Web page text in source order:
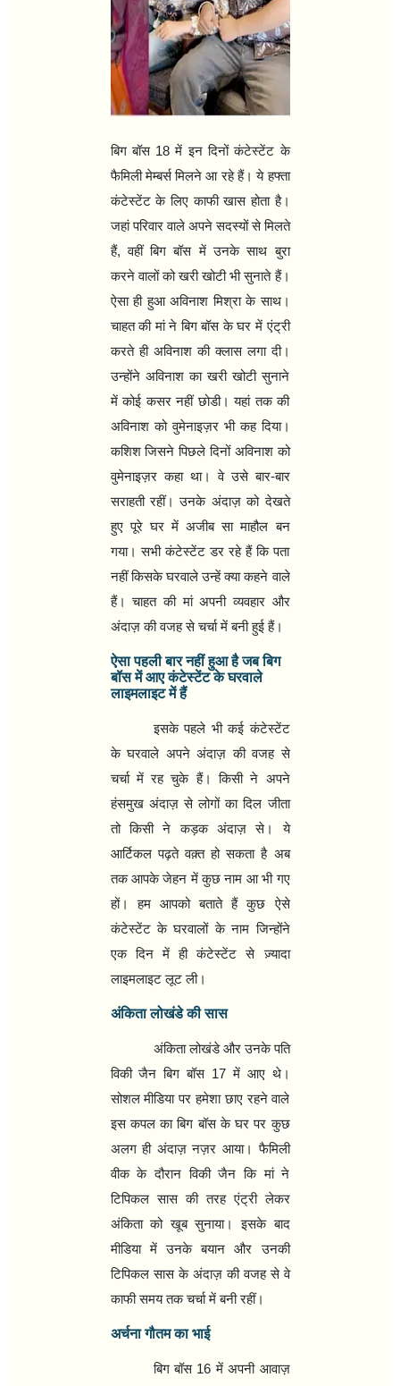
बिग बॉस 18 में इन दिनों कंटेस्‍टेंट के
फैमिली मेम्‍बर्स मिलने आ रहे हैं। ये हफ्ता
कंटेस्‍टेंट के लिए काफी खास होता है।
जहां परिवार वाले अपने सदस्‍यों से मिलते
हैं,वहीं बिग बॉस में उनके साथ बुरा
करने वालों को खरी खोटी भी सुनाते हैं।
ऐसा ही हुआ अविनाश मिश्रा के साथ।
चाहत की मां ने बिग बॉस के घर में एंट्री
करते ही अविनाश की क्‍लास लगा दी।
उन्‍होंने अविनाश का खरी खोटी सुनाने
में कोई कसर नहीं छोडी। यहां तक की
अविनाश को वुमेनाइज़र भी कह दिया।
कशिश जिसने पिछले दिनों अविनाश को
वुमेनाइज़र कहा था। वे उसे बार-बार
सराहती रहीं। उनके अंदाज़ को देखते
हुए पूरे घर में अजीब सा माहौल बन
गया। सभी कंटेस्‍टेंट डर रहे हैं कि पता
नहीं किसके घरवाले उन्‍हें क्‍या कहने वाले
हैं। चाहत की मां अपनी व्‍यवहार और
अंदाज़ की वजह से चर्चा में बनी हुई हैं।
ऐसा पहली बार नहीं हुआ है जब बिग
बॉस में आए कंटेस्‍टेंट के घरवाले
लाइमलाइट में हैं
इसके पहले भी कई कंटेस्‍टेंट
के घरवाले अपने अंदाज़ की वजह से
चर्चा में रह चुके हैं। किसी ने अपने
हंसमुख अंदाज़ से लोगों का दिल जीता
तो किसी ने कड़क अंदाज़ से। ये
आर्टिकल पढ़ते वक़्‍त हो सकता है अब
तक आपके जेहन में कुछ नाम आ भी गए
हों। हम आपको बताते हैं कुछ ऐसे
कंटेस्‍टेंट के घरवालों के नाम जिन्‍होंने
एक दिन में ही कंटेस्‍टेंट से ज़्यादा
लाइमलाइट लूट ली।
अंकिता लोखंडे की सास
अंकिता लोखंडे और उनके पति
विकी जैन बिग बॉस 17में आए थे।
सोशल मीडिया पर हमेशा छाए रहने वाले
इस कपल का बिग बॉस के घर पर कुछ
अलग ही अंदाज़ नज़र आया। फैमिली
वीक के दौरान विकी जैन कि मां ने
टिपिकल सास की तरह एंट्री लेकर
अंकिता को खूब सुनाया। इसके बाद
मीडिया में उनके बयान और उनकी
टिपिकल सास के अंदाज़ की वजह से वे
काफी समय तक चर्चा में बनी रहीं।
अर्चना गौतम का भाई
बिग बॉस 16 में अपनी आवाज़